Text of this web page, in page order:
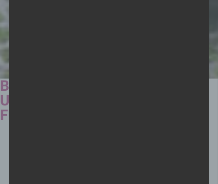
BARRIEREFREIER UMBAU
UNSERES WOHNHAUSES
FRITZENS